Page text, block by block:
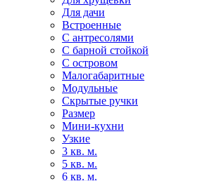
Для дачи
Встроенные
С антресолями
С барной стойкой
С островом
Малогабаритные
Модульные
Скрытые ручки
Размер
Мини-кухни
Узкие
3 кв. м.
5 кв. м.
6 кв. м.